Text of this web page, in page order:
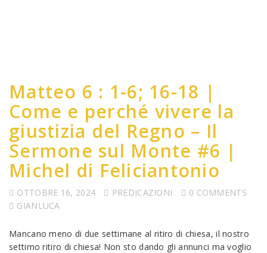
Matteo 6 : 1-6; 16-18 |
Come e perché vivere la
giustizia del Regno – Il
Sermone sul Monte #6 |
Michel di Feliciantonio
OTTOBRE 16, 2024 PREDICAZIONI
0 COMMENTS
GIANLUCA
Mancano meno di due settimane al ritiro di chiesa, il nostro
settimo ritiro di chiesa! Non sto dando gli annunci ma voglio